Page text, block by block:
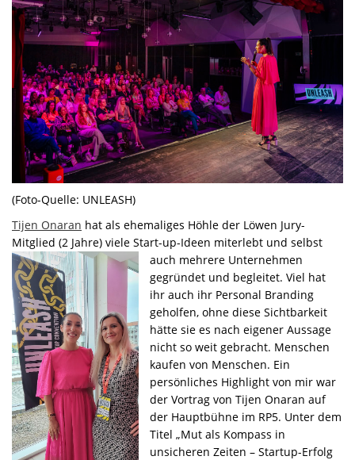
(Foto-Quelle: UNLEASH)
Tijen Onaran hat als ehemaliges Höhle der Löwen Jury-
Mitglied (2 Jahre) viele Start-up-Ideen miterlebt und selbst
auch mehrere Unternehmen
gegründet und begleitet. Viel hat
ihr auch ihr Personal Branding
geholfen, ohne diese Sichtbarkeit
hätte sie es nach eigener Aussage
nicht so weit gebracht. Menschen
kaufen von Menschen. Ein
persönliches Highlight von mir war
der Vortrag von Tijen Onaran auf
der Hauptbühne im RP5. Unter dem
Titel „Mut als Kompass in
unsicheren Zeiten – Startup-Erfolg